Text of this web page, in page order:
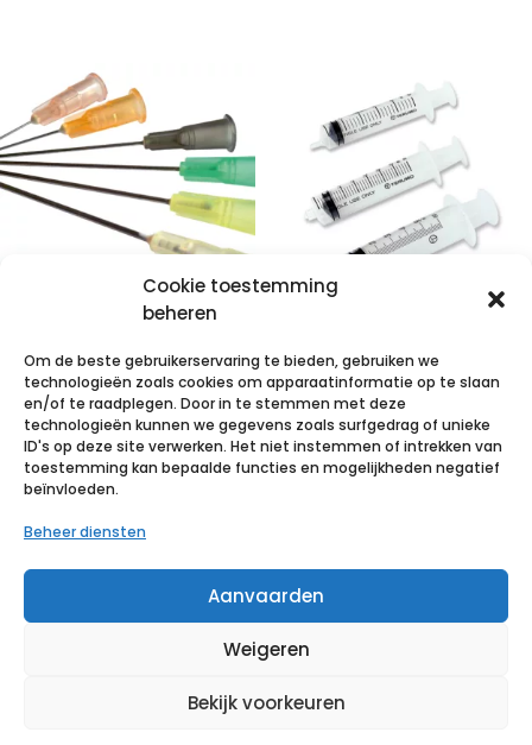
Cookie toestemming
beheren
Om de beste gebruikerservaring te bieden, gebruiken we
technologieën zoals cookies om apparaatinformatie op te slaan
en/of te raadplegen. Door in te stemmen met deze
technologieën kunnen we gegevens zoals surfgedrag of unieke
ID's op deze site verwerken. Het niet instemmen of intrekken van
toestemming kan bepaalde functies en mogelijkheden negatief
beïnvloeden.
Beheer diensten
Aanvaarden
Weigeren
Bekijk voorkeuren
TERUMO NAALD
AGANI 23G 1 RB
BLAUW 100
stuks
2,94 incl. btw
Voeg toe aan verlanglijst
TERUMO SPUIT
DRIEDELIG – 5ML
ZONDER NAALD
– LUER
GECENTREERD –
Voeg toe aan verlanglijst